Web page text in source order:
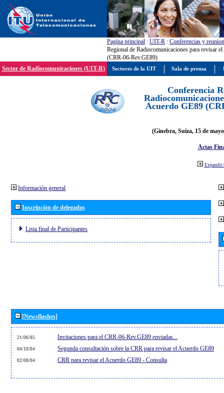
Pagína principal : UIT-R : Conferencias y
Regional de Radiocomunicaciones para revisar
(CRR-06-Rev.GE89)
Sector de Radiocomunicaciones (UIT-R)
Conferencia
Acuerdo GE89
(Ginebra, Suiza, 15 de
Actas
Expandir
Información general
Inscripción de delegados
Lista final de Participantes
[Newsflashes]
21/06/05 Invitaciones para el CRR-06-Rev.GE89 enviadas...
04/10/04 Segunda consultación sobre la CRR para revisar el Acuerdo GE89
02/08/04 CRR para revisar el Acuerdo GE89 - Consulta
Sectores de la UIT Sala de prensa